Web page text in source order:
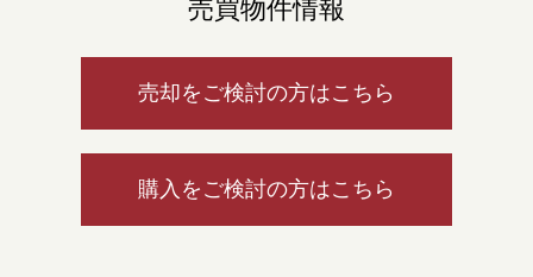
売買物件情報
売却をご検討の方はこちら
購入をご検討の方はこちら